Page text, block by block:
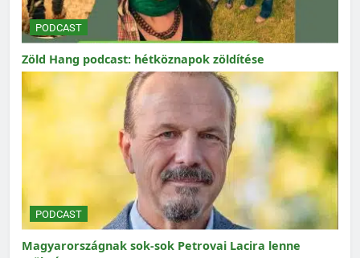
PODCAST
Zöld Hang podcast: hétköznapok zöldítése
PODCAST
Magyarországnak sok-sok Petrovai Lacira lenne